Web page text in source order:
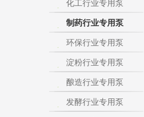
化工行业专用泵
制药行业专用泵
环保行业专用泵
淀粉行业专用泵
酿造行业专用泵
发酵行业专用泵